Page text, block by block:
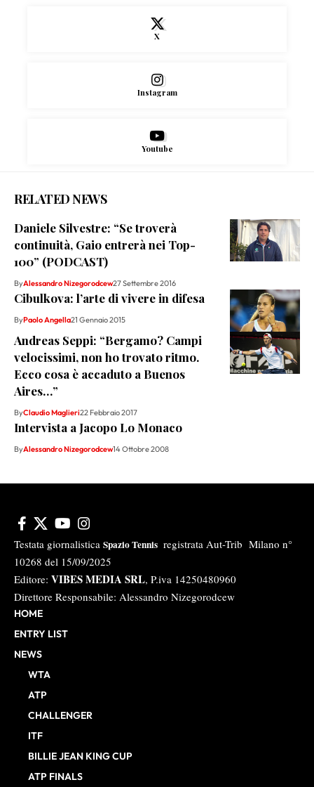
X
Instagram
Youtube
RELATED NEWS
Daniele Silvestre: “Se troverà
continuità, Gaio entrerà nei Top-
100” (PODCAST)
ByAlessandro Nizegorodcew27 Settembre 2016
Cibulkova: l’arte di vivere in difesa
ByPaolo Angella21 Gennaio 2015
Andreas Seppi: “Bergamo? Campi
velocissimi, non ho trovato ritmo.
Ecco cosa è accaduto a Buenos
Aires…”
ByClaudio Maglieri22 Febbraio 2017
Intervista a Jacopo Lo Monaco
ByAlessandro Nizegorodcew14 Ottobre 2008
Testata giornalistica Spazio Tennis registrata Aut-Trib Milano n°
10268 del 15/09/2025
Editore: VIBES MEDIA SRL, P.iva 14250480960
Direttore Responsabile: Alessandro Nizegorodcew
HOME
ENTRY LIST
NEWS
WTA
ATP
CHALLENGER
ITF
BILLIE JEAN KING CUP
ATP FINALS